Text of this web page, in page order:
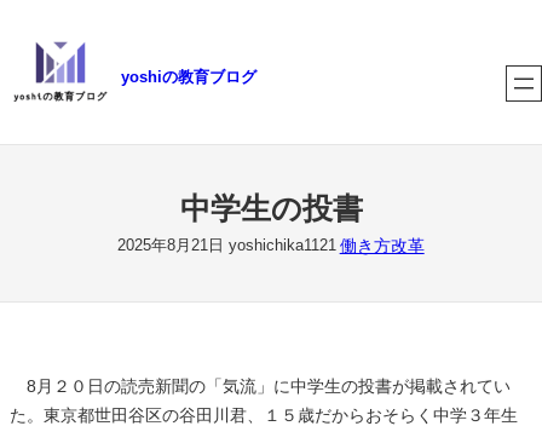
yoshiの教育ブログ
中学生の投書
2025年8月21日 yoshichika1121 働き方改革
8月２０日の読売新聞の「気流」に中学生の投書が掲載されてい
た。東京都世田谷区の谷田川君、１５歳だからおそらく中学３年生